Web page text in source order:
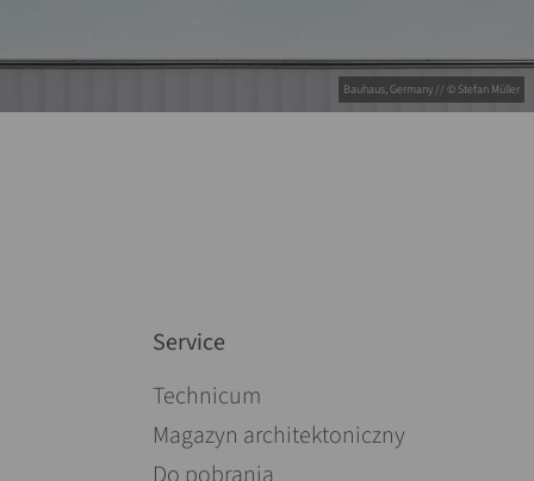
Bauhaus, Germany // © Stefan Müller
Service
Pomiń nawigacje
Technicum
Magazyn architektoniczny